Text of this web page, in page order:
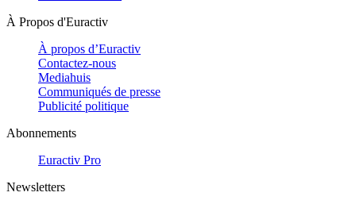
À Propos d'Euractiv
À propos d’Euractiv
Contactez-nous
Mediahuis
Communiqués de presse
Publicité politique
Abonnements
Euractiv Pro
Newsletters